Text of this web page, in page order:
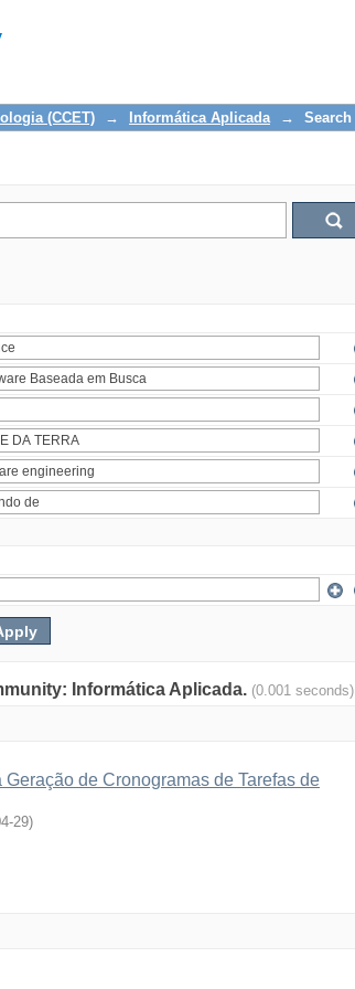
(CCET) → Informática Aplicada → Search
Informática Aplicada. (0.001 seconds)
de Cronogramas de Tarefas de
29)